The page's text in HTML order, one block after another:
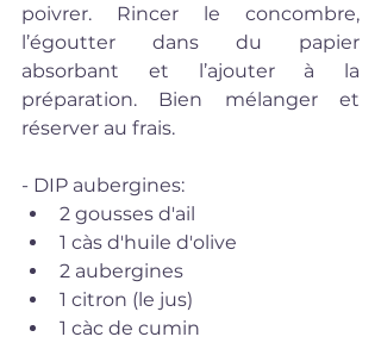
poivrer. Rincer le concombre,
l’égoutter dans du papier
absorbant et l’ajouter à la
préparation. Bien mélanger et
réserver au frais.
- DIP aubergines:
2 gousses d'ail
1 càs d'huile d'olive
2 aubergines
1 citron (le jus)
1 càc de cumin